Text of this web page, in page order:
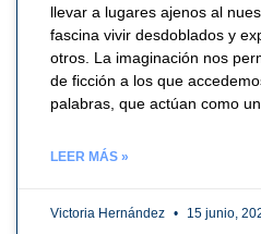
llevar a lugares ajenos al
fascina vivir desdoblados y
otros. La imaginación nos
de ficción a los que
palabras, que actúan como
LEER MÁS »
Victoria Hernández 15 junio,